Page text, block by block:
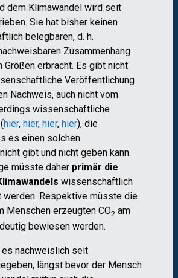
dem Klimawandel wird seit
Sie hat bisher keinen
belegbaren, d. h.
Zusammenhang
erbracht. Es gibt nicht
Veröffentlichung
Nachweis, auch nicht vom
wissenschaftliche
hier, hier, hier, hier), die
es einen solchen
gibt und nicht geben kann.
müsste daher primär die
wissenschaftlich
werden. Respektive müsste die
Menschen erzeugten CO2 am
bewiesen werden.
es nachweislich seit
längst bevor der Mensch